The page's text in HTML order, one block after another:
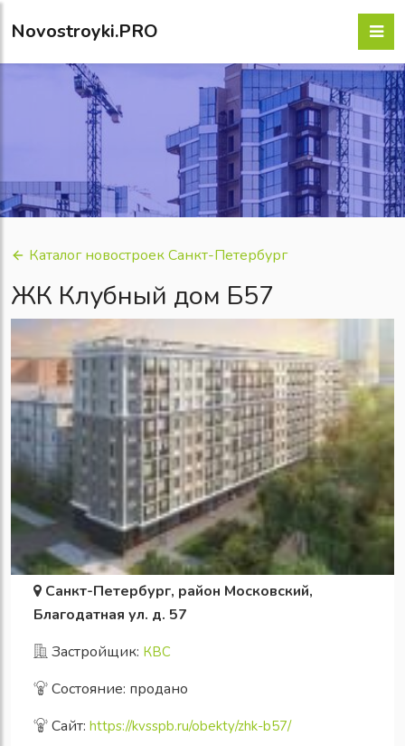
Novostroyki.PRO
Каталог новостроек Санкт-Петербург
ЖК Клубный дом Б57
Санкт-Петербург, район Московский,
Благодатная ул. д. 57
Застройщик: КВС
Состояние: продано
Сайт: https://kvsspb.ru/obekty/zhk-b57/